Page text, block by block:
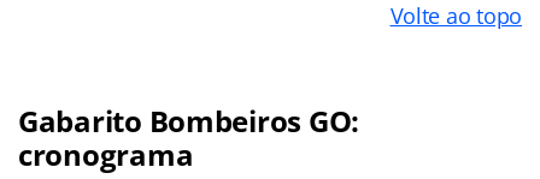
Volte ao topo
Gabarito Bombeiros GO:
cronograma